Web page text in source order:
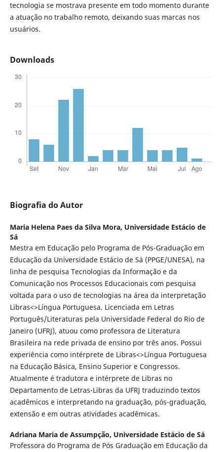
tecnologia se mostrava presente em todo momento durante
a atuação no trabalho remoto, deixando suas marcas nos
usuários.
Downloads
Biografia do Autor
Maria Helena Paes da Silva Mora, Universidade Estácio de
Sá
Mestra em Educação pelo Programa de Pós-Graduação em
Educação da Universidade Estácio de Sá (PPGE/UNESA), na
linha de pesquisa Tecnologias da Informação e da
Comunicação nos Processos Educacionais com pesquisa
voltada para o uso de tecnologias na área da interpretação
Libras<>Língua Portuguesa. Licenciada em Letras
Português/Literaturas pela Universidade Federal do Rio de
Janeiro (UFRJ), atuou como professora de Literatura
Brasileira na rede privada de ensino por três anos. Possui
experiência como intérprete de Libras<>Língua Portuguesa
na Educação Básica, Ensino Superior e Congressos.
Atualmente é tradutora e intérprete de Libras no
Departamento de Letras-Libras da UFRJ traduzindo textos
acadêmicos e interpretando na graduação, pós-graduação,
extensão e em outras atividades acadêmicas.
Adriana Maria de Assumpção, Universidade Estácio de Sá
Professora do Programa de Pós Graduação em Educação da